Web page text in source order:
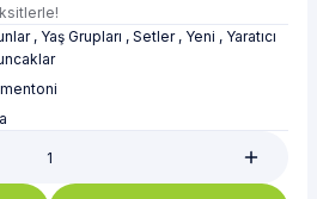
, Yaş Grupları , Setler , Yeni , Yaratıcı